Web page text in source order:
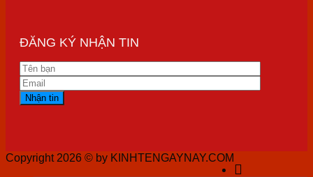
ĐĂNG KÝ NHẬN TIN
Copyright 2026 © by KINHTENGAYNAY.COM